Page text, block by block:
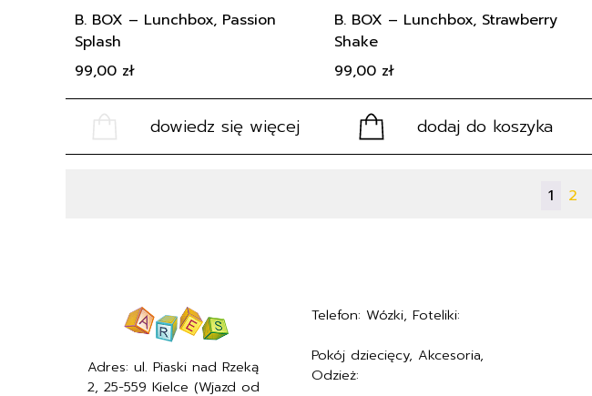
B. BOX – Lunchbox, Passion
Splash
99,00 zł
dowiedz się więcej
B. BOX – Lunchbox, Strawberry
Shake
99,00 zł
dodaj do koszyka
1 2
Adres: ul. Piaski nad Rzeką
2, 25-559 Kielce (Wjazd od
Telefon: Wózki, Foteliki:
Pokój dziecięcy, Akcesoria,
Odzież: